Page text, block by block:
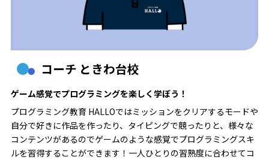
コーチ ときわ台校
ゲーム感覚でプログラミングを楽しく学ぼう！
プログラミング教育 HALLOではミッションをクリアするモードや
自分で好きに作品を作ったり、タイピングで競ったりと、様々な
コンテンツがあるのでゲームのような感覚でプログラミングスキ
ルを習得することができます！一人ひとりの習熟度に合わせてコ